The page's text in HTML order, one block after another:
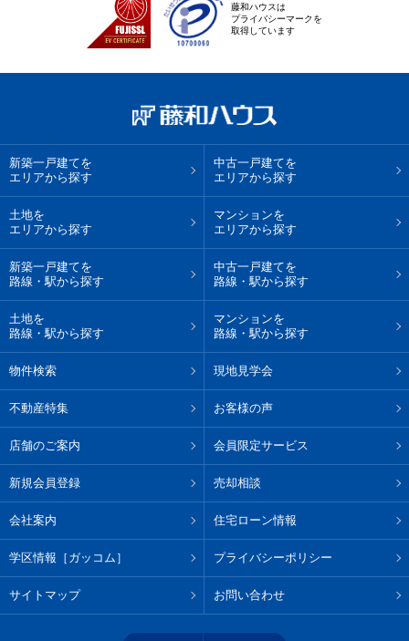
藤和ハウスは
プライバシーマークを
取得しています
新築一戸建てを
エリアから探す
中古一戸建てを
エリアから探す
土地を
エリアから探す
マンションを
エリアから探す
新築一戸建てを
路線・駅から探す
中古一戸建てを
路線・駅から探す
土地を
路線・駅から探す
マンションを
路線・駅から探す
物件検索 現地見学会
不動産特集 お客様の声
店舗のご案内 会員限定サービス
新規会員登録 売却相談
会社案内 住宅ローン情報
学区情報［ガッコム］ プライバシーポリシー
サイトマップ お問い合わせ